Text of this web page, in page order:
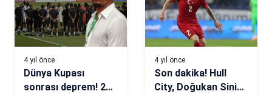
4 yıl önce
Dünya Kupası
sonrası deprem! 26
4 yıl önce
Son dakika! Hull
City, Doğukan Sinik